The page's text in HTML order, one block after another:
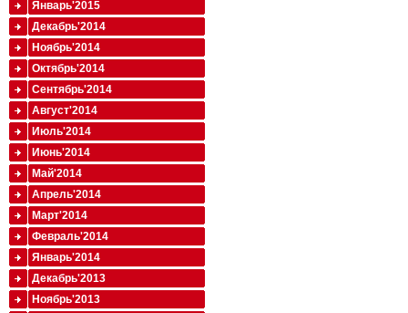
Январь'2015
Декабрь'2014
Ноябрь'2014
Октябрь'2014
Сентябрь'2014
Август'2014
Июль'2014
Июнь'2014
Май'2014
Апрель'2014
Март'2014
Февраль'2014
Январь'2014
Декабрь'2013
Ноябрь'2013